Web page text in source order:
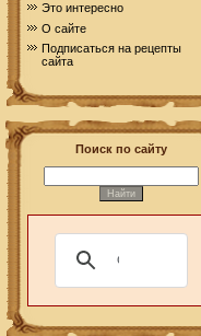
Это интересно
О сайте
Подписаться на рецепты
сайта
Поиск по сайту